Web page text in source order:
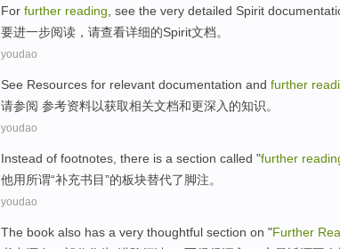
For further reading see the very detailed Spirit
要进一步阅读 ， 请查看详细的Spirit文档。
youdao
See Resources for relevant documentation and further
请参阅 参考资料以获取相关文档和更深入的知识。
youdao
Instead of footnotes , there is a section called "further
他用所谓“补充书目”的板块替代了脚注。
youdao
The book also has a very thoughtful section on "Further